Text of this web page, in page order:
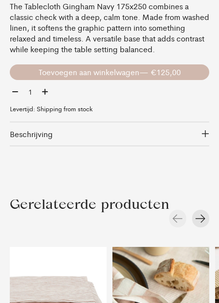
The Tablecloth Gingham Navy 175x250 combines a
classic check with a deep, calm tone. Made from washed
linen, it softens the graphic pattern into something
relaxed and timeless. A versatile base that adds contrast
while keeping the table setting balanced.
Toevoegen aan winkelwagen
— €125,00
Aantal:
Levertijd: Shipping from stock
Beschrijving
Gerelateerde producten